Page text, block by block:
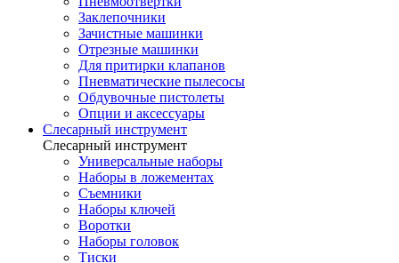
Заклепочники
Зачистные машинки
Отрезные машинки
Для притирки клапанов
Пневматические пылесосы
Обдувочные пистолеты
Опции и аксессуары
Слесарный инструмент
Слесарный инструмент
Универсальные наборы
Наборы в ложементах
Съемники
Наборы ключей
Воротки
Наборы головок
Тиски